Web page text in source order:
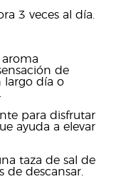
3 veces al día.
de
largo día o
para disfrutar
ayuda a elevar
taza de sal de
de descansar.